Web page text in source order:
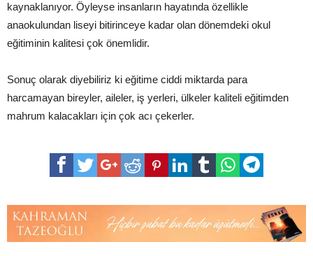
kaynaklanıyor. Öyleyse insanların hayatında özellikle
anaokulundan liseyi bitirinceye kadar olan dönemdeki okul
eğitiminin kalitesi çok önemlidir.
Sonuç olarak diyebiliriz ki eğitime ciddi miktarda para
harcamayan bireyler, aileler, iş yerleri, ülkeler kaliteli eğitimden
mahrum kalacakları için çok acı çekerler.